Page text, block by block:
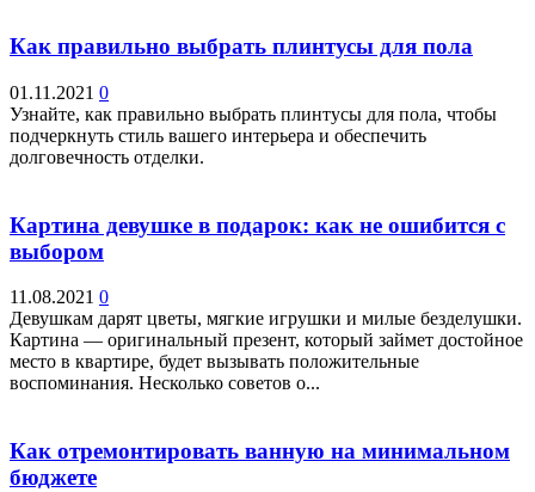
Как правильно выбрать плинтусы для пола
01.11.2021 0
Узнайте, как правильно выбрать плинтусы для пола, чтобы
подчеркнуть стиль вашего интерьера и обеспечить
долговечность отделки.
Картина девушке в подарок: как не ошибится с
выбором
11.08.2021 0
Девушкам дарят цветы, мягкие игрушки и милые безделушки.
Картина — оригинальный презент, который займет достойное
место в квартире, будет вызывать положительные
воспоминания. Несколько советов о...
Как отремонтировать ванную на минимальном
бюджете